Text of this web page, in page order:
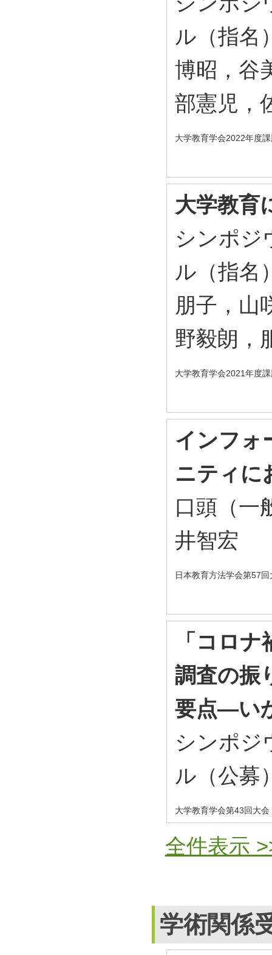
ル（指名
博昭，谷
部憲児，
大学教育学会2022年度
大学教育
シンポジ
ル（指名
朋子，山
野毅朗，
大学教育学会2021年度
インフォ
ニティに
口頭（一
井智宏
日本教育方法学会第57
「コロ
調査の振
要点―い
シンポジ
ル（公募
大学教育学会第43回大
全件表示
学術関係